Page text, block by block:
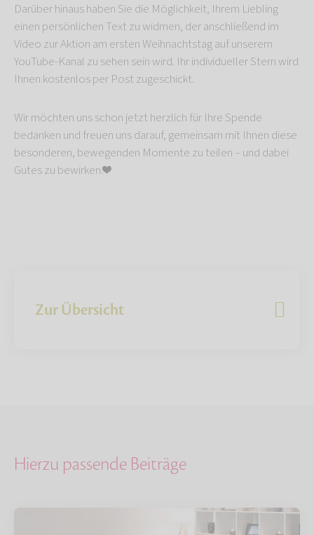
Darüber hinaus haben Sie die Möglichkeit, Ihrem Liebling
einen persönlichen Text zu widmen, der anschließend im
Video zur Aktion am ersten Weihnachtstag auf unserem
YouTube-Kanal zu sehen sein wird. Ihr individueller Stern wird
Ihnen kostenlos per Post zugeschickt.
Wir möchten uns schon jetzt herzlich für Ihre Spende
bedanken und freuen uns darauf, gemeinsam mit Ihnen diese
besonderen, bewegenden Momente zu teilen – und dabei
Gutes zu bewirken.❤️
Zur Übersicht
Hierzu passende Beiträge